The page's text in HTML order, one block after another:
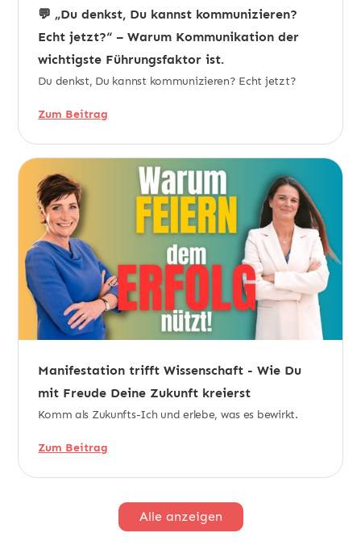
💬 „Du denkst, Du kannst kommunizieren?
Echt jetzt?“ – Warum Kommunikation der
wichtigste Führungsfaktor ist.
Du denkst, Du kannst kommunizieren? Echt jetzt?
Zum Beitrag
Manifestation trifft Wissenschaft - Wie Du
mit Freude Deine Zukunft kreierst
Komm als Zukunfts-Ich und erlebe, was es bewirkt.
Zum Beitrag
Alle anzeigen